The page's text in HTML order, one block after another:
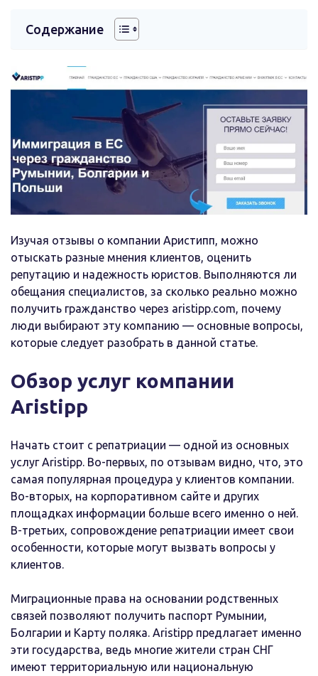
Содержание
Изучая отзывы о компании Аристипп, можно
отыскать разные мнения клиентов, оценить
репутацию и надежность юристов. Выполняются ли
обещания специалистов, за сколько реально можно
получить гражданство через aristipp.com, почему
люди выбирают эту компанию — основные вопросы,
которые следует разобрать в данной статье.
Обзор услуг компании
Aristipp
Начать стоит с репатриации — одной из основных
услуг Aristipp. Во-первых, по отзывам видно, что, это
самая популярная процедура у клиентов компании.
Во-вторых, на корпоративном сайте и других
площадках информации больше всего именно о ней.
В-третьих, сопровождение репатриации имеет свои
особенности, которые могут вызвать вопросы у
клиентов.
Миграционные права на основании родственных
связей позволяют получить паспорт Румынии,
Болгарии и Карту поляка. Aristipp предлагает именно
эти государства, ведь многие жители стран СНГ
имеют территориальную или национальную